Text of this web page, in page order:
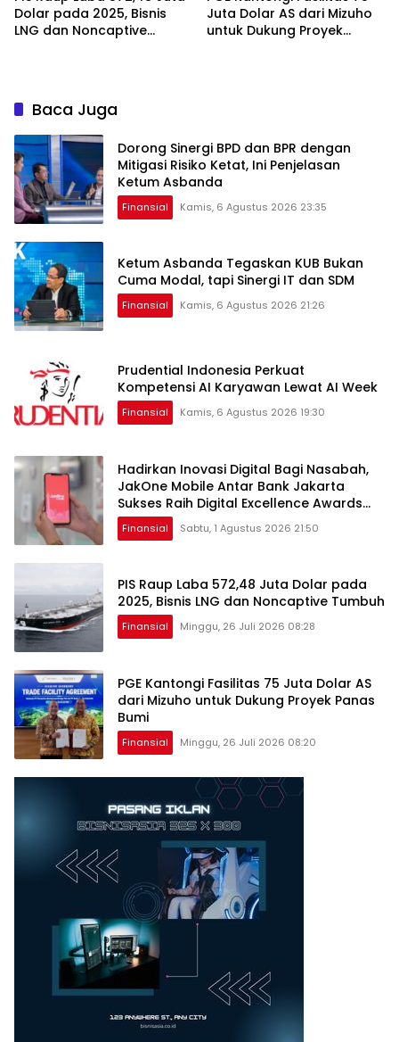
Dolar pada 2025, Bisnis
LNG dan Noncaptive
Juta Dolar AS dari Mizuho
untuk Dukung Proyek
Baca Juga
Dorong Sinergi BPD dan BPR dengan
Mitigasi Risiko Ketat, Ini Penjelasan
Ketum Asbanda
Finansial Kamis, 6 Agustus 2026 23:35
Ketum Asbanda Tegaskan KUB Bukan
Cuma Modal, tapi Sinergi IT dan SDM
Finansial Kamis, 6 Agustus 2026 21:26
Prudential Indonesia Perkuat
Kompetensi AI Karyawan Lewat AI Week
Finansial Kamis, 6 Agustus 2026 19:30
Hadirkan Inovasi Digital Bagi Nasabah,
JakOne Mobile Antar Bank Jakarta
Sukses Raih Digital Excellence Awards
2026
Finansial Sabtu, 1 Agustus 2026 21:50
PIS Raup Laba 572,48 Juta Dolar pada
2025, Bisnis LNG dan Noncaptive Tumbuh
Finansial Minggu, 26 Juli 2026 08:28
PGE Kantongi Fasilitas 75 Juta Dolar AS
dari Mizuho untuk Dukung Proyek Panas
Bumi
Finansial Minggu, 26 Juli 2026 08:20